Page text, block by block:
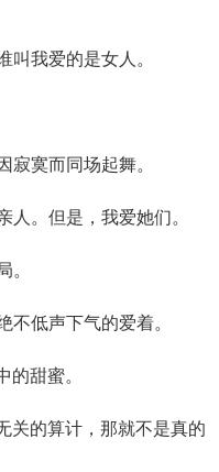
叫我爱的是女人。
寂寞而同场起舞。
人。但是，我爱她们。
。
不低声下气的爱着。
的甜蜜。
关的算计，那就不是真的